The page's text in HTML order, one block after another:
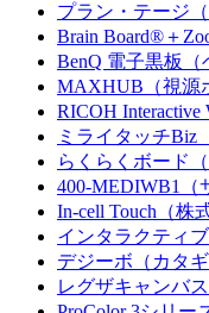
プラン・テージ
Brain Board®＋
BenQ 電子黒板（
MAXHUB（視源
RICOH Interactive
ミライタッチBiz
らくらくボード
400-MEDIWB1（
In-cell Touch（株
インタラクティ
デジーボ（カタ
レグザキャンバ